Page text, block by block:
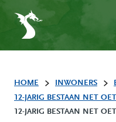
HOME INWONERS
12-JARIG BESTAAN NET
12-JARIG BESTAAN NET